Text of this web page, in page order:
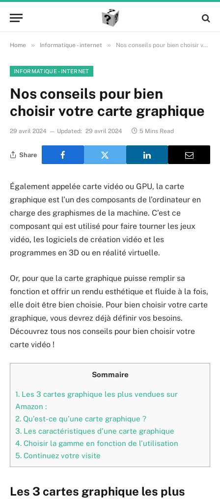
Home » Informatique - internet » Nos conseils pour bien choisir votre carte graphique
INFORMATIQUE - INTERNET
Nos conseils pour bien
choisir votre carte graphique
29 avril 2024 Updated: 29 avril 2024 5 Mins Read
Share
Également appelée carte vidéo ou GPU, la carte
graphique est l’un des composants de l’ordinateur en
charge des graphismes de la machine. C’est ce
composant qui est utilisé pour faire tourner les jeux
vidéo, les logiciels de création vidéo et les
programmes en 3D ou en réalité virtuelle.
Or, pour que la carte graphique puisse remplir sa
fonction et offrir un rendu esthétique et fluide à la fois,
elle doit être bien choisie. Pour bien choisir votre carte
graphique, vous devrez déjà définir vos besoins.
Découvrez tous nos conseils pour bien choisir votre
carte vidéo !
Sommaire
1. Les 3 cartes graphique les plus vendues sur
Amazon :
2. Qu’est-ce qu’une carte graphique ?
3. Les caractéristiques d’une carte graphique
4. Choisir la gamme en fonction de l’utilisation
5. Continuez votre visite
Les 3 cartes graphique les plus